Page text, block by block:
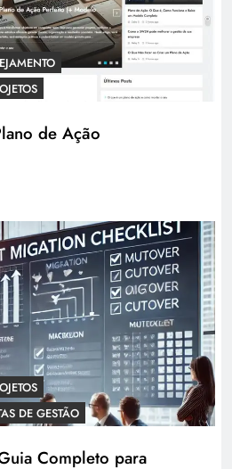
de Ação
DE GESTÃO
Completo para